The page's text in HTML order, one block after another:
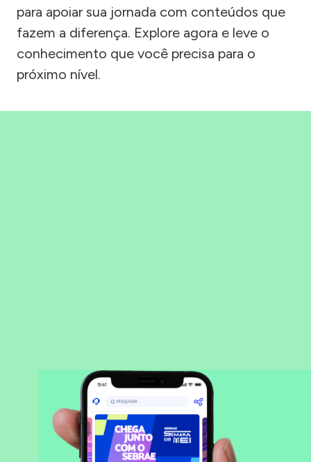
para apoiar sua jornada com conteúdos que
fazem a diferença. Explore agora e leve o
conhecimento que você precisa para o
próximo nível.